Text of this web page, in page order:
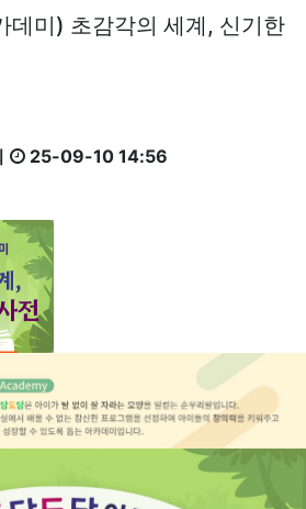
데미) 초감각의 세계, 신기한
25-09-10 14:56